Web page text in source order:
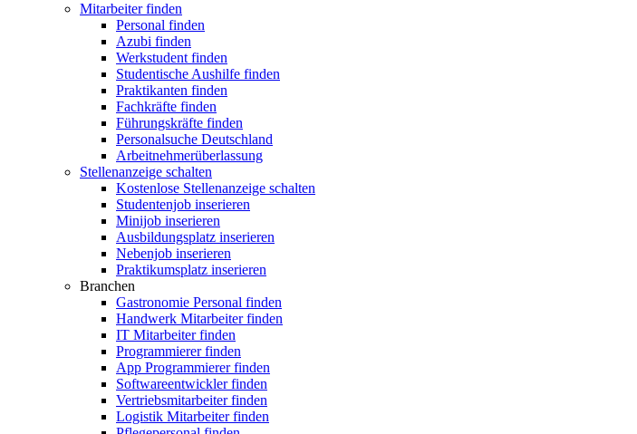
Mitarbeiter finden
Personal finden
Azubi finden
Werkstudent finden
Studentische Aushilfe finden
Praktikanten finden
Fachkräfte finden
Führungskräfte finden
Personalsuche Deutschland
Arbeitnehmerüberlassung
Stellenanzeige schalten
Kostenlose Stellenanzeige schalten
Studentenjob inserieren
Minijob inserieren
Ausbildungsplatz inserieren
Nebenjob inserieren
Praktikumsplatz inserieren
Branchen
Gastronomie Personal finden
Handwerk Mitarbeiter finden
IT Mitarbeiter finden
Programmierer finden
App Programmierer finden
Softwareentwickler finden
Vertriebsmitarbeiter finden
Logistik Mitarbeiter finden